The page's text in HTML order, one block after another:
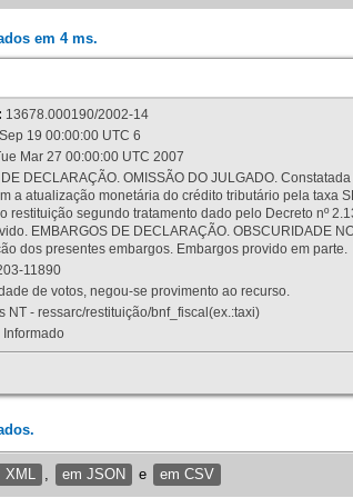
em 4 ms.
13678.000190/2002-14
19 00:00:00 UTC 6
Mar 27 00:00:00 UTC 2007
DECLARAÇÃO. OMISSÃO DO JULGADO.
a atualização monetária do crédito tributário pela taxa
restituição segundo tratamento dado pelo Decreto nº
EMBARGOS DE DECLARAÇÃO. OBSCURIDADE
dos presentes embargos. Embargos provido em parte.
11890
de votos, negou-se provimento ao recurso.
NT - ressarc/restituição/bnf_fiscal(ex.:taxi)
em JSON e em CSV